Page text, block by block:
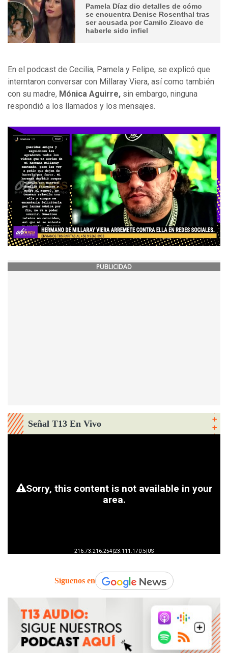
Pamela Díaz dio detalles de cómo
se encuentra Denise Rosenthal tras
ser acusada por Camilo Zicavo de
haberle sido infiel
En el podcast de Cecilia, Pamela y Felipe, se explicó que
interntaron conversar con Millaray Viera, así como también
con su madre, Mónica Aguirre, sin embargo, ninguna
respondió a los llamados y los mensajes.
PUBLICIDAD
Señal T13 En Vivo
Síguenos en